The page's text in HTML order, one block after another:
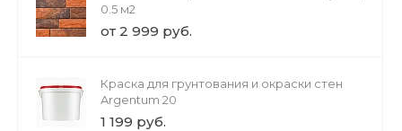
0.5 м2
от 2 999 руб.
Краска для грунтования и окраски стен
Argentum 20
1 199 руб.